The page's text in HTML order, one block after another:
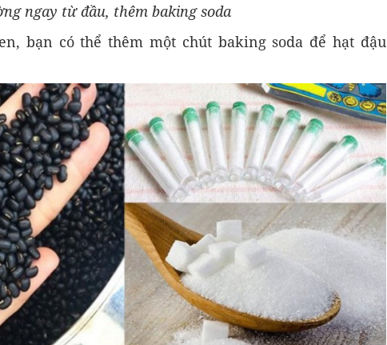
ngay từ đầu, thêm baking soda
bạn có thể thêm một chút baking soda để hạt đậu